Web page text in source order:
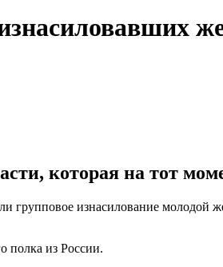
которая на тот
изнасилование молодой
полка из России.